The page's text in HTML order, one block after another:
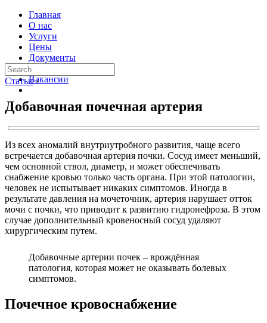
Главная
О нас
Услуги
Цены
Документы
Контакты
Вакансии
Статьи ›
Добавочная почечная артерия
Из всех аномалий внутриутробного развития, чаще всего
встречается добавочная артерия почки. Сосуд имеет меньший,
чем основной ствол, диаметр, и может обеспечивать
снабжение кровью только часть органа. При этой патологии,
человек не испытывает никаких симптомов. Иногда в
результате давления на мочеточник, артерия нарушает отток
мочи с почки, что приводит к развитию гидронефроза. В этом
случае дополнительный кровеносный сосуд удаляют
хирургическим путем.
Добавочные артерии почек – врождённая
патология, которая может не оказывать болевых
симптомов.
Почечное кровоснабжение